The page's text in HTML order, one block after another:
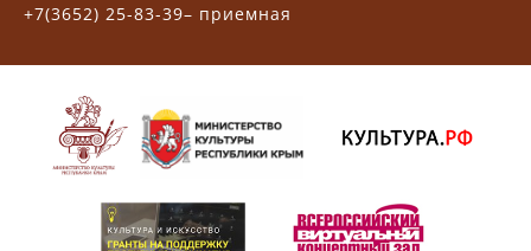
+7(3652) 25-83-39– приемная